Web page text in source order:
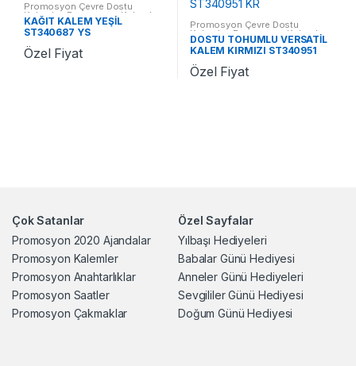
Promosyon Çevre Dostu
Kalemler, Promosyon Kalemler
KAĞIT KALEM YEŞİL
ST340687 YS
Özel Fiyat
Promosyon Çevre Dostu
Kalemler ,Promosyon Kalemler
DOSTU TOHUMLU VERSATİL
KALEM KIRMIZI ST340951
KR
Özel Fiyat
Çok Satanlar
Promosyon 2020 Ajandalar
Promosyon Kalemler
Promosyon Anahtarlıklar
Promosyon Saatler
Promosyon Çakmaklar
Özel Sayfalar
Yılbaşı Hediyeleri
Babalar Günü Hediyesi
Anneler Günü Hediyeleri
Sevgililer Günü Hediyesi
Doğum Günü Hediyesi